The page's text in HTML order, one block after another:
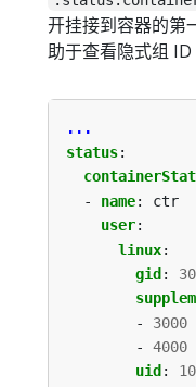
开挂接到容器的第
助于查看隐式组 ID
...
status:
- name:
ctr
user:
linux:
gid :
- 3000
- 4000
uid :